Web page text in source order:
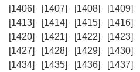
[1406]
[1407] [1408] [1409]
[1413]
[1414] [1415] [1416]
[1420]
[1421] [1422] [1423]
[1427]
[1428] [1429] [1430]
[1434]
[1435] [1436] [1437]